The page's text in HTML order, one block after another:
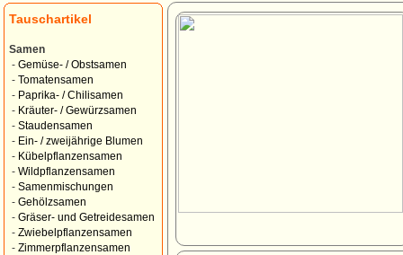
Tauschartikel
Samen
- Gemüse- / Obstsamen
- Tomatensamen
- Paprika- / Chilisamen
- Kräuter- / Gewürzsamen
- Staudensamen
- Ein- / zweijährige Blumen
- Kübelpflanzensamen
- Wildpflanzensamen
- Samenmischungen
- Gehölzsamen
- Gräser- und Getreidesamen
- Zwiebelpflanzensamen
- Zimmerpflanzensamen